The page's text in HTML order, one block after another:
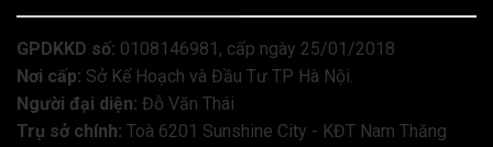
GPDKKD số: 0108146981, cấp ngày 25/01/2018
Nơi cấp: Sở Kế Hoạch và Đầu Tư TP Hà Nội.
Người đại diện: Đỗ Văn Thái
Trụ sở chính: Toà 6201 Sunshine City - KĐT Nam Thăng